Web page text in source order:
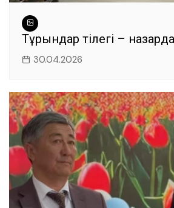
Тұрғындар тілегі – назарда
30.04.2026